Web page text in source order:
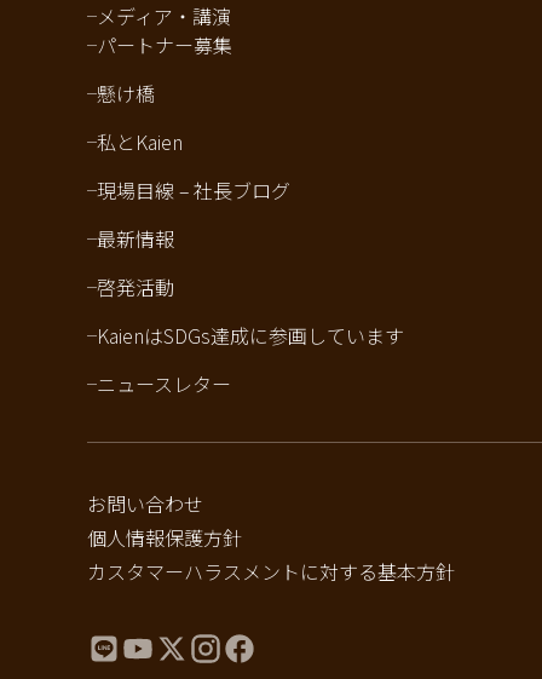
メディア・講演
パートナー募集
懸け橋
私とKaien
現場目線 – 社長ブログ
最新情報
啓発活動
KaienはSDGs達成に参画しています
ニュースレター
お問い合わせ
個人情報保護方針
カスタマーハラスメントに対する基本方針